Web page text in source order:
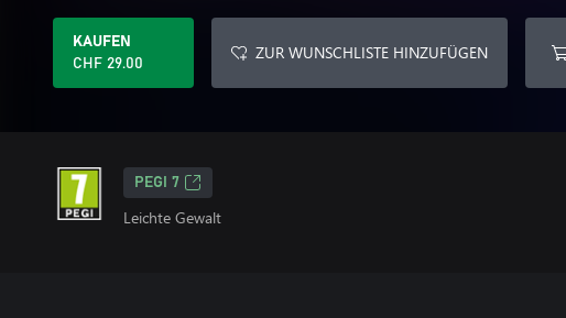
KAUFEN
CHF 29.00
ZUR WUNSCHLISTE HINZUFÜGEN
PEGI 7
Leichte Gewalt